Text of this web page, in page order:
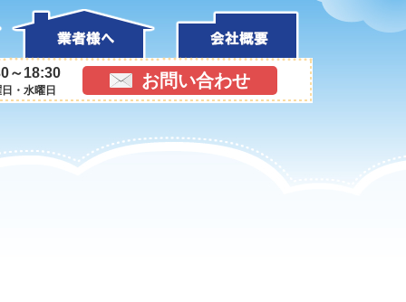
～18:30
・水曜日 お問い合わせ